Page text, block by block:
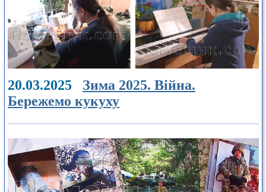
20.03.2025 Зима 2025. Війна.
Бережемо кукуху